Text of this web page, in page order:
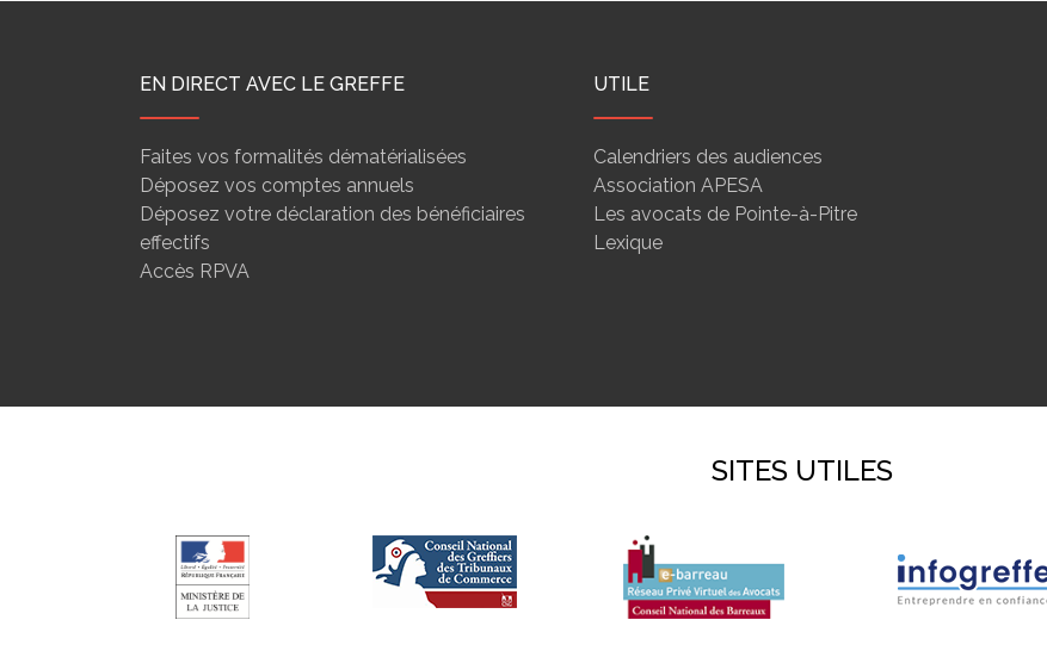
EN DIRECT AVEC LE GREFFE
Faites vos formalités dématérialisées
Déposez vos comptes annuels
Déposez votre déclaration des bénéficiaires
effectifs
Accès RPVA
UTILE
Calendriers des audiences
Association APESA
Les avocats de Pointe-à-Pitre
Lexique
SITES UTILES